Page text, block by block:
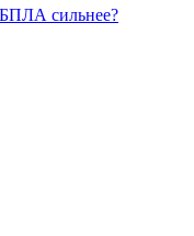
БПЛА сильнее?